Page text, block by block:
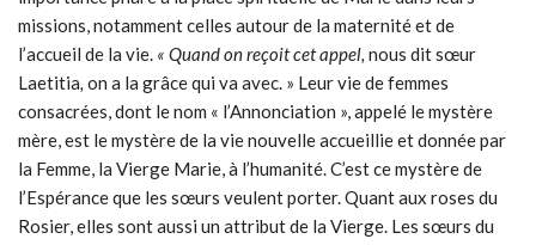
missions, notamment celles autour de la maternité et de
l’accueil de la vie. « Quand on reçoit cet appel, nous dit sœur
Laetitia, on a la grâce qui va avec. » Leur vie de femmes
consacrées, dont le nom « l’Annonciation », appelé le mystère
mère, est le mystère de la vie nouvelle accueillie et donnée par
la Femme, la Vierge Marie, à l’humanité. C’est ce mystère de
l’Espérance que les sœurs veulent porter. Quant aux roses du
Rosier, elles sont aussi un attribut de la Vierge. Les sœurs du